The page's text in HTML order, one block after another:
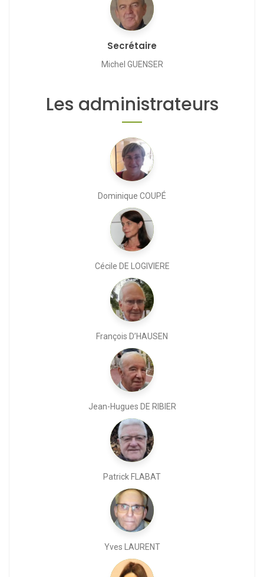
Secrétaire
Michel GUENSER
Les administrateurs
Dominique COUPÉ
Cécile DE LOGIVIERE
François D’HAUSEN
Jean-Hugues DE RIBIER
Patrick FLABAT
Yves LAURENT